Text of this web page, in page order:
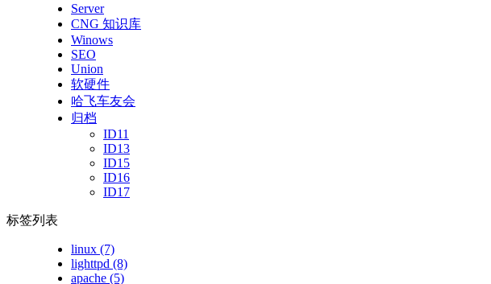
Server
CNG 知识库
Winows
SEO
Union
软硬件
哈飞车友会
归档
ID11
ID13
ID15
ID16
ID17
标签列表
linux (7)
lighttpd (8)
apache (5)